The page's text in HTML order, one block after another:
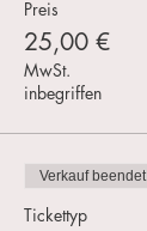
Preis
25,00 €
MwSt.
inbegriffen
Verkauf beendet
Tickettyp